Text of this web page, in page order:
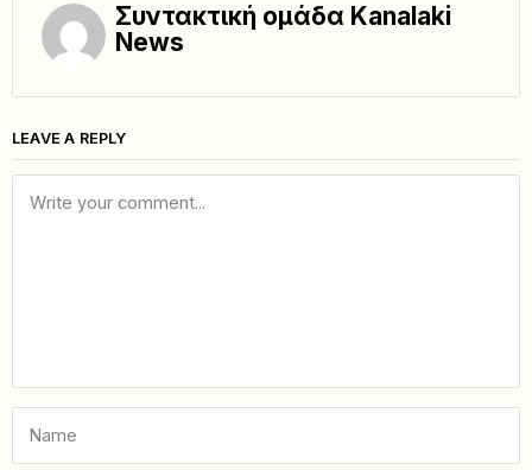
Συντακτική ομάδα Kanalaki
News
LEAVE A REPLY